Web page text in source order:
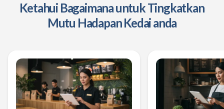
Ketahui Bagaimana untuk Tingkatkan
Mutu Hadapan Kedai anda